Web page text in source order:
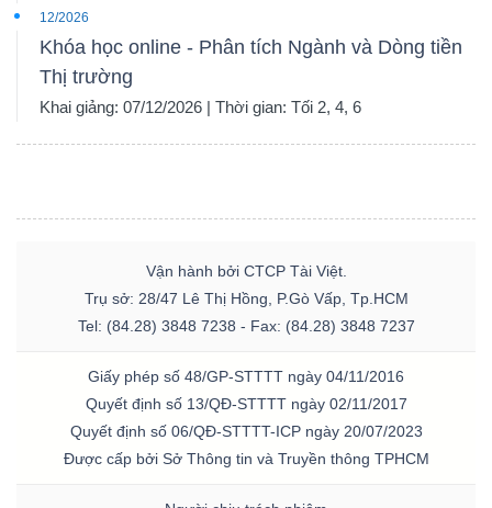
12/2026
Khóa học online - Phân tích Ngành và Dòng tiền
Thị trường
Khai giảng: 07/12/2026 | Thời gian: Tối 2, 4, 6
Vận hành bởi CTCP Tài Việt.
Trụ sở: 28/47 Lê Thị Hồng, P.Gò Vấp, Tp.HCM
Tel: (84.28) 3848 7238 - Fax: (84.28) 3848 7237
Giấy phép số 48/GP-STTTT ngày 04/11/2016
Quyết định số 13/QĐ-STTTT ngày 02/11/2017
Quyết định số 06/QĐ-STTTT-ICP ngày 20/07/2023
Được cấp bởi Sở Thông tin và Truyền thông TPHCM